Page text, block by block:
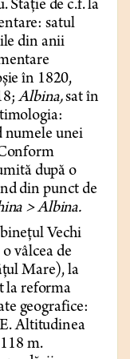
Stație de c.f. la
satul
din anii
în 1820,
Albina,sat în
numele unei
după o
din punct de
> Albina.
Vechi
vâlcea de
Mare), la
la reforma
geografice:
Altitudinea
m.